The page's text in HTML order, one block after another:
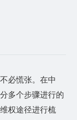
必慌张。在中
多个步骤进行的
权途径进行梳